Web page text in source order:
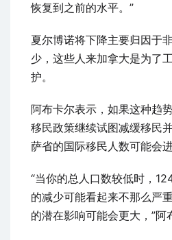
恢复到之前的水平。”
夏尔博诺将下降主要归因于
少，这些人来加拿大是为了
护。
阿布卡尔表示，如果这种趋
移民政策继续试图减缓移民
萨省的国际移民人数可能会进
“当你的总人口数较低时，
的减少可能看起来不那么严
的潜在影响可能会更大，”阿